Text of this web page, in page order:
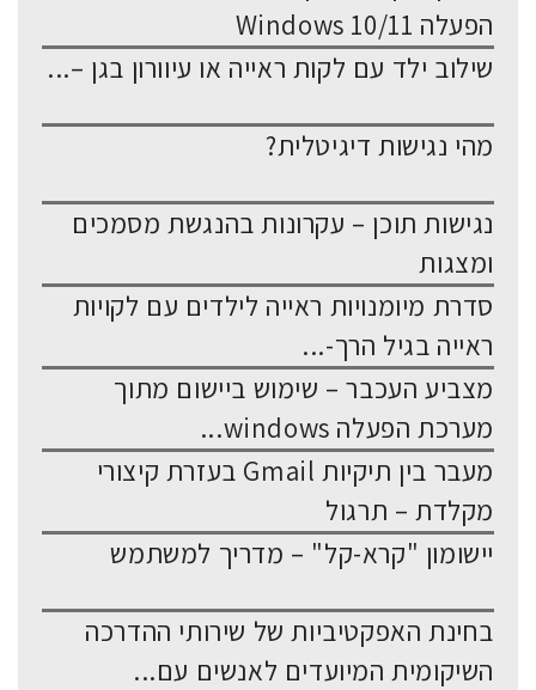
הפעלה Windows 10/11
שילוב ילד עם לקות ראייה או עיוורון בגן –...
מהי נגישות דיגיטלית?
נגישות תוכן – עקרונות בהנגשת מסמכים
ומצגות
סדרת מיומנויות ראייה לילדים עם לקויות
ראייה בגיל הרך-...
מצביע העכבר – שימוש ביישום מתוך
מערכת הפעלה windows...
מעבר בין תיקיות Gmail בעזרת קיצורי
מקלדת – תרגול
יישומון "קרא-קל" – מדריך למשתמש
בחינת האפקטיביות של שירותי ההדרכה
השיקומית המיועדים לאנשים עם...